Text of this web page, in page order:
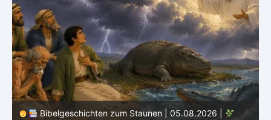
Bibelgeschichten zum Staunen | 04.08.2026 |